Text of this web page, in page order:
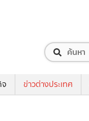
ข่าวต่างประเทศ